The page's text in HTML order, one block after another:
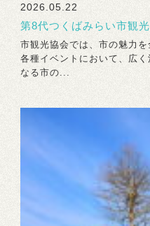
2026.05.22
第8代つくばみらい市観
市観光協会では、市の魅力
各種イベントにおいて、広
なる市の...